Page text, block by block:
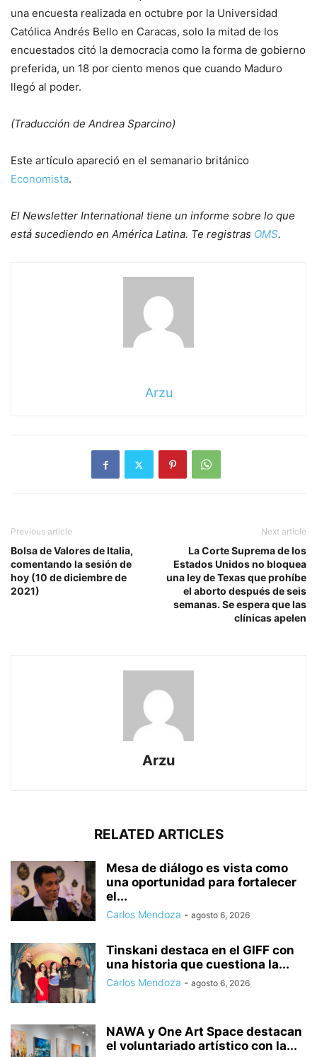
una encuesta realizada en octubre por la Universidad
Católica Andrés Bello en Caracas, solo la mitad de los
encuestados citó la democracia como la forma de gobierno
preferida, un 18 por ciento menos que cuando Maduro
llegó al poder.
(Traducción de Andrea Sparcino)
Este artículo apareció en el semanario británico
Economista.
El Newsletter International tiene un informe sobre lo que
está sucediendo en América Latina. Te registras OMS.
Arzu
Previous article
Bolsa de Valores de Italia,
comentando la sesión de
hoy (10 de diciembre de
2021)
Next article
La Corte Suprema de los
Estados Unidos no bloquea
una ley de Texas que prohíbe
el aborto después de seis
semanas. Se espera que las
clínicas apelen
Arzu
RELATED ARTICLES
Mesa de diálogo es vista como
una oportunidad para fortalecer
el...
Carlos Mendoza - agosto 6, 2026
Tinskani destaca en el GIFF con
una historia que cuestiona la...
Carlos Mendoza - agosto 6, 2026
NAWA y One Art Space destacan
el voluntariado artístico con la...